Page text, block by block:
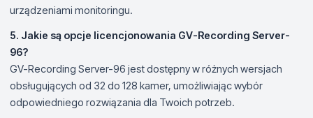
urządzeniami monitoringu.
5. Jakie są opcje licencjonowania GV-Recording Server-
96?
GV-Recording Server-96 jest dostępny w różnych wersjach
obsługujących od 32 do 128 kamer, umożliwiając wybór
odpowiedniego rozwiązania dla Twoich potrzeb.